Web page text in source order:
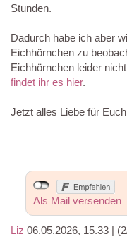
Stunden.
Dadurch habe ich aber
Eichhörnchen zu
Eichhörnchen leider
findet ihr es hier.
Jetzt alles Liebe für
Als Mail versenden
Liz 06.05.2026, 15.33 |